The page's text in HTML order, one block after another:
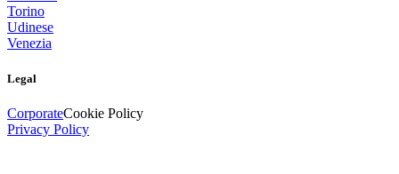
Torino
Udinese
Venezia
Legal
CorporateCookie Policy
Privacy Policy